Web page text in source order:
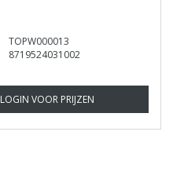
TOPW000013
8719524031002
LOGIN VOOR PRIJZEN